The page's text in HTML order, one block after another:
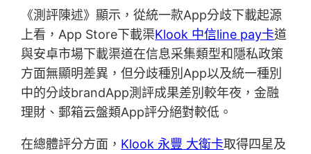
《測評陳述》顯示，從統一款App分歧下載起源
上看，App Store下載渠Klook 中信line pay卡道
與安卓市場下載渠道在信息采集類型和隱私政策
方面無顯明差異，但分歧種別App以及統一種別
中的分歧brandApp測評成果差別較年夜，金融
理財、郵箱云盤類App評分絕對較低。
在總體評分方面， Klook 永豐 大衛卡取得四星及